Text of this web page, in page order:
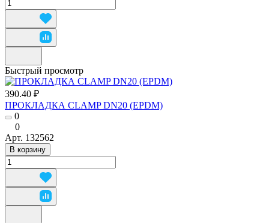
Быстрый просмотр
390.40 ₽
ПРОКЛАДКА CLAMP DN20 (EPDM)
0
0
Арт. 132562
В корзину